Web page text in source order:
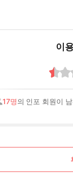
이
17명의 인포 회원이